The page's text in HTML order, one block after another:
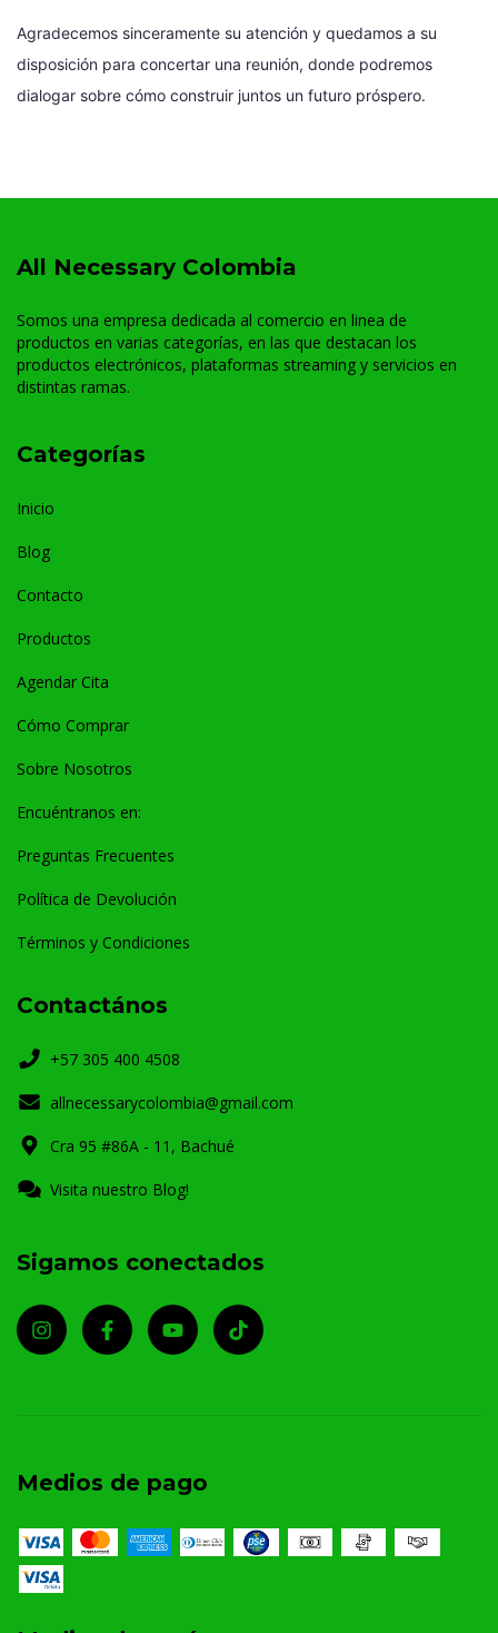
Agradecemos sinceramente su atención y quedamos a su
disposición para concertar una reunión, donde podremos
dialogar sobre cómo construir juntos un futuro próspero.
All Necessary Colombia
Somos una empresa dedicada al comercio en linea de
productos en varias categorías, en las que destacan los
productos electrónicos, plataformas streaming y servicios en
distintas ramas.
Categorías
Inicio
Blog
Contacto
Productos
Agendar Cita
Cómo Comprar
Sobre Nosotros
Encuéntranos en:
Preguntas Frecuentes
Política de Devolución
Términos y Condiciones
Contactános
+57 305 400 4508
allnecessarycolombia@gmail.com
Cra 95 #86A - 11, Bachué
Visita nuestro Blog!
Sigamos conectados
Medios de pago